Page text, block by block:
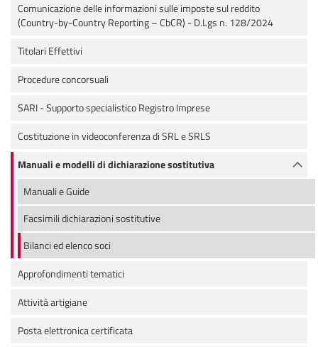
Comunicazione delle informazioni sulle imposte sul reddito
(Country-by-Country Reporting – CbCR) - D.Lgs n. 128/2024
Titolari Effettivi
Procedure concorsuali
SARI - Supporto specialistico Registro Imprese
Costituzione in videoconferenza di SRL e SRLS
Manuali e modelli di dichiarazione sostitutiva
Manuali e Guide
Facsimili dichiarazioni sostitutive
Bilanci ed elenco soci
Approfondimenti tematici
Attività artigiane
Posta elettronica certificata